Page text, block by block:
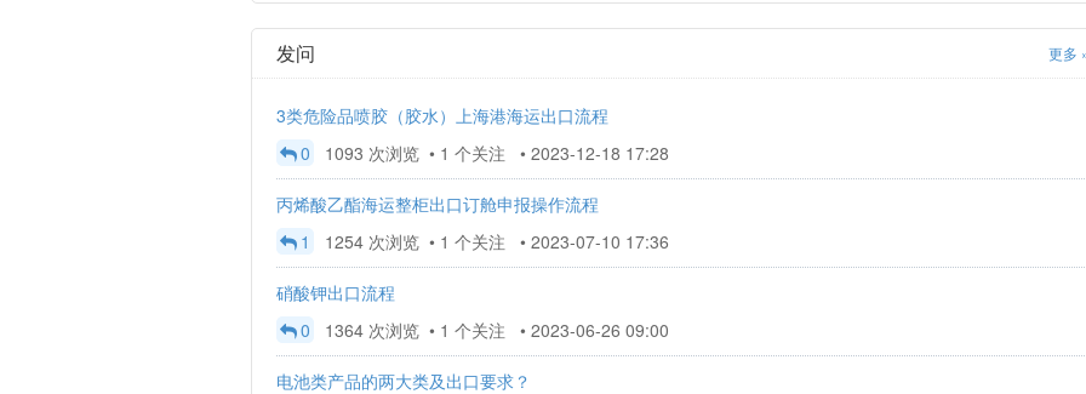
更多
发问
3类危险品喷胶（胶水）上海港海运出口流程
0
1093 次浏览 • 1 个关注 • 2023-12-18 17:28
丙烯酸乙酯海运整柜出口订舱申报操作流程
1
1254 次浏览 • 1 个关注 • 2023-07-10 17:36
硝酸钾出口流程
0
1364 次浏览 • 1 个关注 • 2023-06-26 09:00
电池类产品的两大类及出口要求？